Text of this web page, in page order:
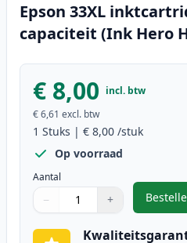
Epson 33XL
capaciteit (Ink Hero
€ 8,00 incl. btw
€ 6,61 excl. btw
1 Stuks | € 8,00 /stuk
Op voorraad
Aantal
Gebruik de knoppen om aan
− +
1 ,